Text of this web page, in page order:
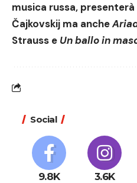
musica russa, presenterà
Čajkovskij ma anche
Strauss e Un ballo in
Social
9.8K 3.6K